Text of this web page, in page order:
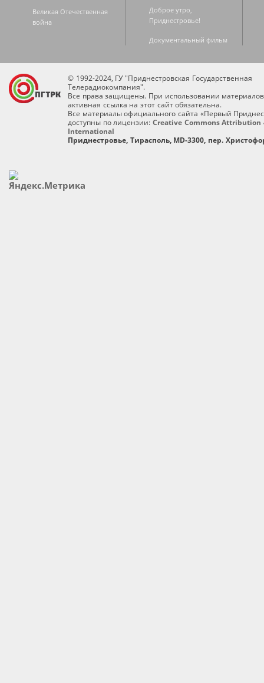
Великая Отечественная
война
Доброе утро,
Приднестровье!
Документальный фильм
© 1992-2024, ГУ "Приднестровская Государственная
Телерадиокомпания".
Все права защищены. При использовании
активная ссылка на этот сайт обязательна.
Все материалы официального сайта «Первый
доступны по лицензии: Creative Commons Attribution
International
Приднестровье, Тирасполь, MD-3300, пер.